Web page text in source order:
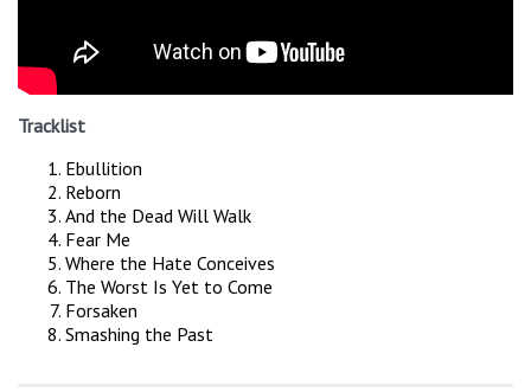
Tracklist
Ebullition
Reborn
And the Dead Will Walk
Fear Me
Where the Hate Conceives
The Worst Is Yet to Come
Forsaken
Smashing the Past